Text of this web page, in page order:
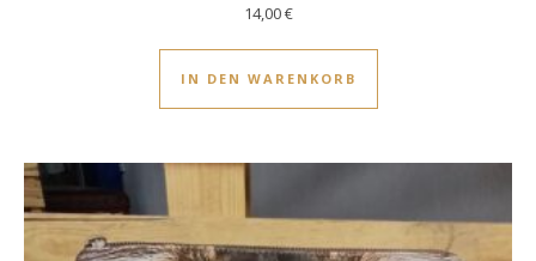
14,00€
IN DEN WARENKORB